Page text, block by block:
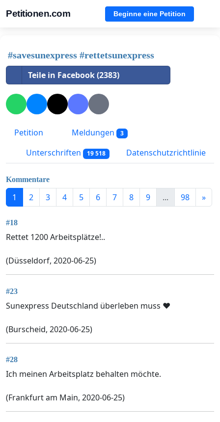
Petitionen.com Beginne eine Petition
#savesunexpress #rettetsunexpress
Teile in Facebook (2383)
Petition Meldungen 3
Unterschriften 19 518 Datenschutzrichtlinie
Kommentare
1 2 3 4 5 6 7 8 9 ... 98 »
#18
Rettet 1200 Arbeitsplätze!..
(Düsseldorf, 2020-06-25)
#23
Sunexpress Deutschland überleben muss ❤️
(Burscheid, 2020-06-25)
#28
Ich meinen Arbeitsplatz behalten möchte.
(Frankfurt am Main, 2020-06-25)